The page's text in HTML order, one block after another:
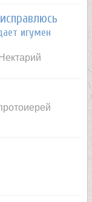
игумен